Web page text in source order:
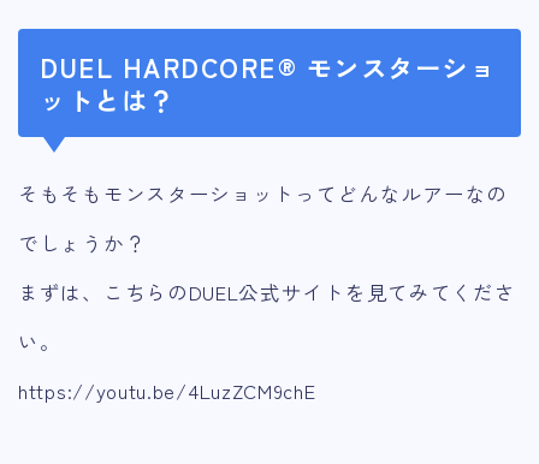
DUEL HARDCORE® モンスターショ
ットとは？
そもそもモンスターショットってどんなルアーなの
でしょうか？
まずは、こちらのDUEL公式サイトを見てみてくださ
い。
https://youtu.be/4LuzZCM9chE